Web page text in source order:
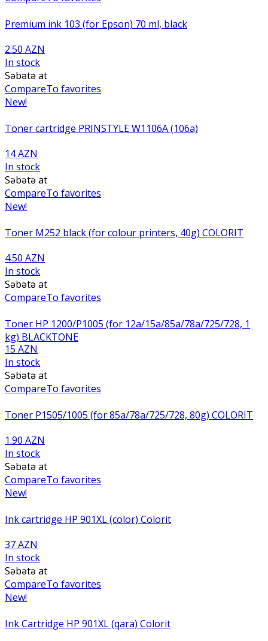
Premium ink 103 (for Epson) 70 ml, black
2.50 AZN
In stock
Səbətə at
CompareTo favorites
New!
Toner cartridge PRINSTYLE W1106A (106a)
14 AZN
In stock
Səbətə at
CompareTo favorites
New!
Toner M252 black (for colour printers, 40g) COLORIT
4.50 AZN
In stock
Səbətə at
CompareTo favorites
Toner HP 1200/P1005 (for 12a/15a/85a/78a/725/728, 1
kg) BLACKTONE
15 AZN
In stock
Səbətə at
CompareTo favorites
Toner P1505/1005 (for 85a/78a/725/728, 80g) COLORIT
1.90 AZN
In stock
Səbətə at
CompareTo favorites
New!
Ink cartridge HP 901XL (color) Colorit
37 AZN
In stock
Səbətə at
CompareTo favorites
New!
Ink Cartridge HP 901XL (qara) Colorit